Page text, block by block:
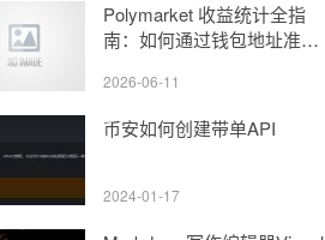
Polymarket 收益统计全指
南：如何通过钱包地址准确
2026-06-11
币安如何创建带单API
2024-01-17